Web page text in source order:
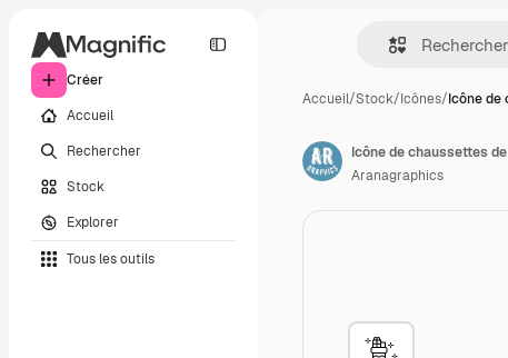
Créer
Accueil
Rechercher
Stock
Explorer
Tous les outils
Accueil/Stock/Icônes/Icône de
Icône de chaussettes
Aranagraphics